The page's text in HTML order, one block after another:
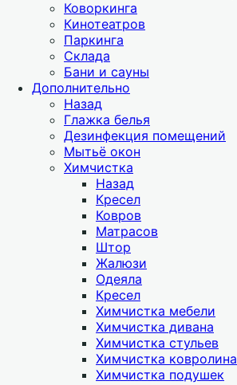
Коворкинга
Кинотеатров
Паркинга
Склада
Бани и сауны
Дополнительно
Назад
Глажка белья
Дезинфекция помещений
Мытьё окон
Химчистка
Назад
Кресел
Ковров
Матрасов
Штор
Жалюзи
Одеяла
Кресел
Химчистка мебели
Химчистка дивана
Химчистка стульев
Химчистка ковролина
Химчистка подушек